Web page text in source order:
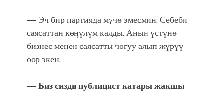
— Эч бир партияда мүчө эмесмин. Себеби
саясаттан көӊүлүм калды. Анын үстүнө
бизнес менен саясатты чогуу алып жүрүү
оор экен.
— Биз сизди публицист катары жакшы